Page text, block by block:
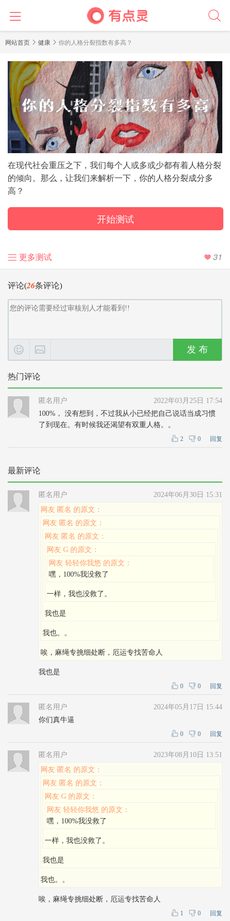
网站首页 健康 你的人格分裂指数有多高？
言
​在现代社会重压之下，我们每个人或多或少都有着人格分裂
的倾向。那么，让我们来解析一下，你的人格分裂成分多
高？
开始测试
更多测试 31
评论(26条评论)
发 布
热门评论
匿名用户
2022年03月25日 17:54
100%， 没有想到，不过我从小已经把自己说话当成习惯
了到现在。有时候我还渴望有双重人格。。
2 0 回复
最新评论
匿名用户
2024年06月30日 15:31
网友 匿名 的原文：
网友 匿名 的原文：
网友 匿名 的原文：
网友 G 的原文：
网友 轻轻你我悠 的原文：
嘿，100%我没救了
一样，我也没救了。
我也是
我也。。
唉，麻绳专挑细处断，厄运专找苦命人
我也是
0 0 回复
匿名用户
2024年05月17日 15:44
你们真牛逼
0 0 回复
匿名用户
2023年08月10日 13:51
网友 匿名 的原文：
网友 匿名 的原文：
网友 G 的原文：
网友 轻轻你我悠 的原文：
嘿，100%我没救了
一样，我也没救了。
我也是
我也。。
唉，麻绳专挑细处断，厄运专找苦命人
1 0 回复